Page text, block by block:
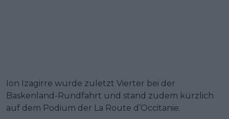
Ion Izagirre wurde zuletzt Vierter bei der
Baskenland-Rundfahrt und stand zudem kürzlich
auf dem Podium der La Route d’Occitanie.